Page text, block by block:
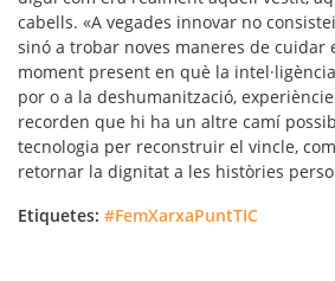
cabells. «A vegades innovar no
sinó a trobar noves maneres de cuidar
moment present en què la
por o a la deshumanització,
recorden que hi ha un altre camí
tecnologia per reconstruir el vincle,
retornar la dignitat a les històries
Etiquetes: #FemXarxaPuntTIC